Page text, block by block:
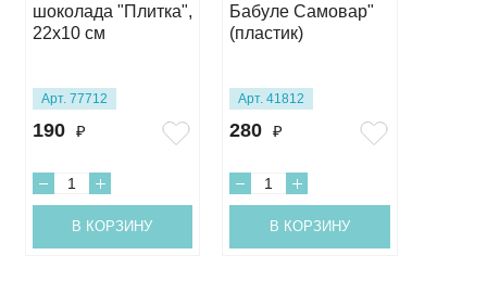
шоколада "Плитка",
22х10 см
Арт. 77712
190 ₽
В КОРЗИНУ
Бабуле Самовар"
(пластик)
Арт. 41812
280 ₽
В КОРЗИНУ